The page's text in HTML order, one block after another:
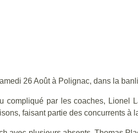
26 Août à Polignac, dans la
compliqué par les coaches, Lionel
faisant partie des concurrents à